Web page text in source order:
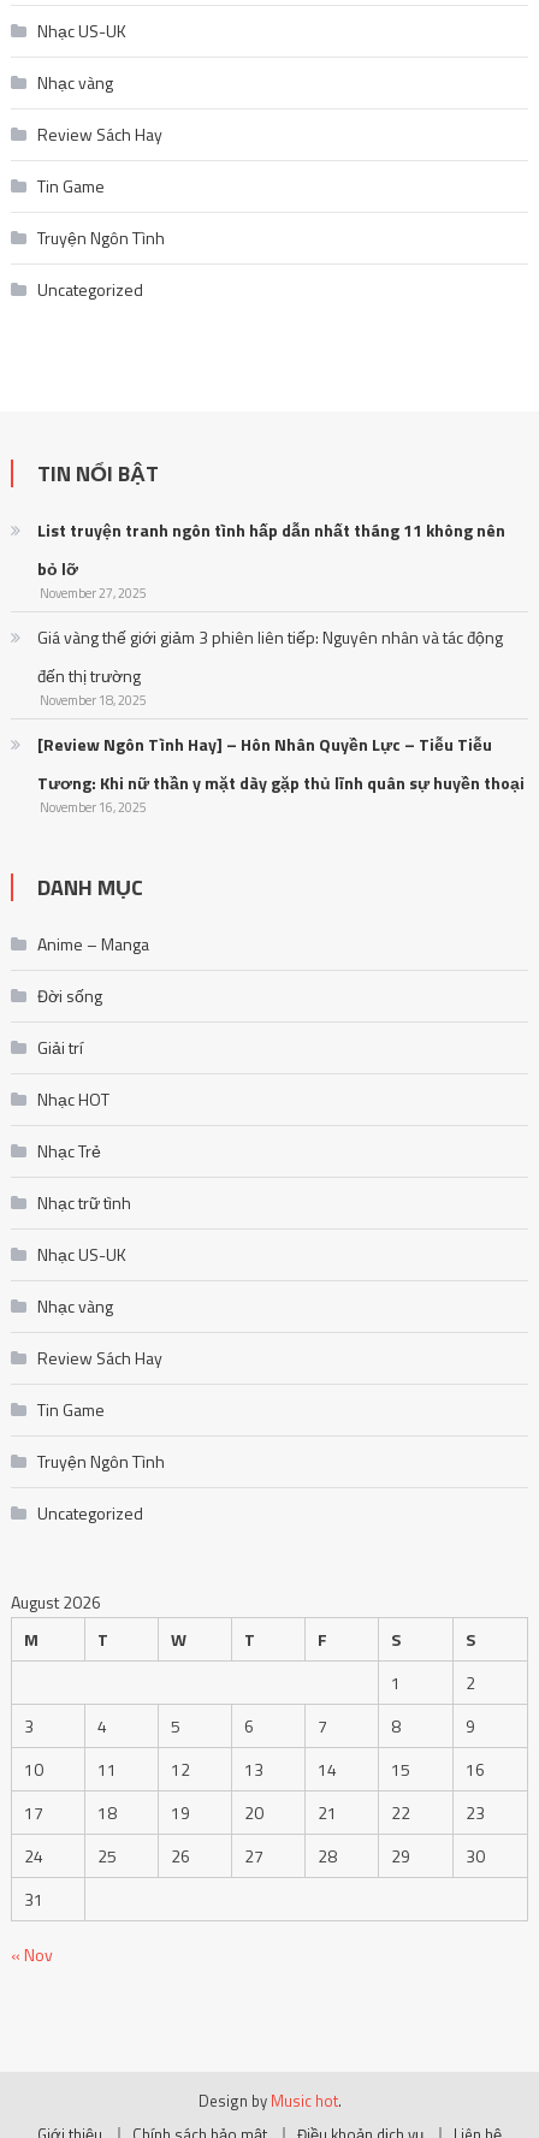
Nhạc US-UK
Nhạc vàng
Review Sách Hay
Tin Game
Truyện Ngôn Tình
Uncategorized
TIN NỔI BẬT
List truyện tranh ngôn tình hấp dẫn nhất tháng 11 không nên
bỏ lỡ
November 27, 2025
Giá vàng thế giới giảm 3 phiên liên tiếp: Nguyên nhân và tác động
đến thị trường
November 18, 2025
[Review Ngôn Tình Hay] – Hôn Nhân Quyền Lực – Tiễu Tiễu
Tương: Khi nữ thần y mặt dày gặp thủ lĩnh quân sự huyền thoại
November 16, 2025
DANH MỤC
Anime – Manga
Đời sống
Giải trí
Nhạc HOT
Nhạc Trẻ
Nhạc trữ tình
Nhạc US-UK
Nhạc vàng
Review Sách Hay
Tin Game
Truyện Ngôn Tình
Uncategorized
August 2026
M
T W T F S
S
1
2
3
4 5 6 7 8
9
10
11 12 13 14 15
16
17
18 19 20 21 22
23
24
25 26 27 28 29
30
31
« Nov
Design by Music hot.